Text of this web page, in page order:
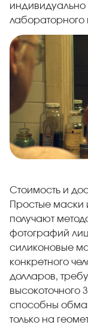
индивидуально
лабораторного
Стоимость и
Простые маски
получают
фотографий
силиконовые
конкретного
долларов,
высокоточного
способны
только на